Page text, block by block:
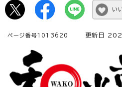
い
ページ番号1013620 更新日